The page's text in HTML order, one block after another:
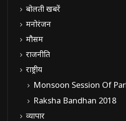
बोलती खबरें
मनोरंजन
मौसम
राजनीति
राष्ट्रीय
Monsoon Session Of
Raksha Bandhan 2018
व्यापार